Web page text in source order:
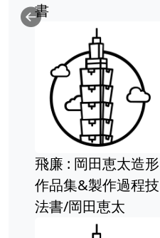
書
飛廉 : 岡田恵太造形
作品集&製作過程技
法書/岡田恵太
Previous